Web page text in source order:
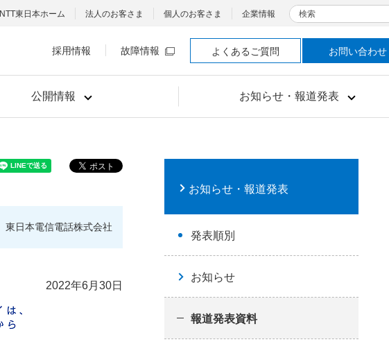
公開情報 お知らせ・報道発表
NTT東日本ホーム 法人のお客さま 個人のお客さま 企業情報 検索
採用情報 故障情報 よくあるご質問 お問い合わせ
東日本電信電話株式会社
2022年6月30日
お知らせ・報道発表
発表順別
お知らせ
報道発表資料